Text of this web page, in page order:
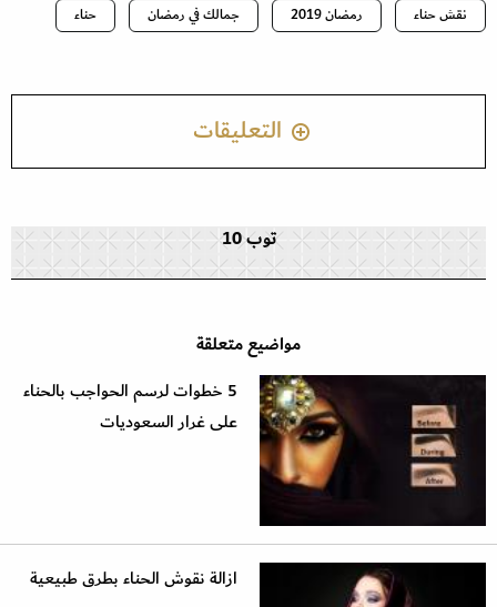
نقش حناء
رمضان 2019 جمالك في رمضان حناء
التعليقات
توب 10
مواضيع متعلقة
5 خطوات لرسم الحواجب بالحناء
على غرار السعوديات
ازالة نقوش الحناء بطرق طبيعية